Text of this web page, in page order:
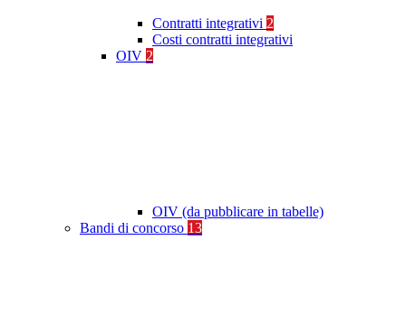
Contratti integrativi 2
Costi contratti integrativi
OIV 2
OIV (da pubblicare in tabelle)
Bandi di concorso 13